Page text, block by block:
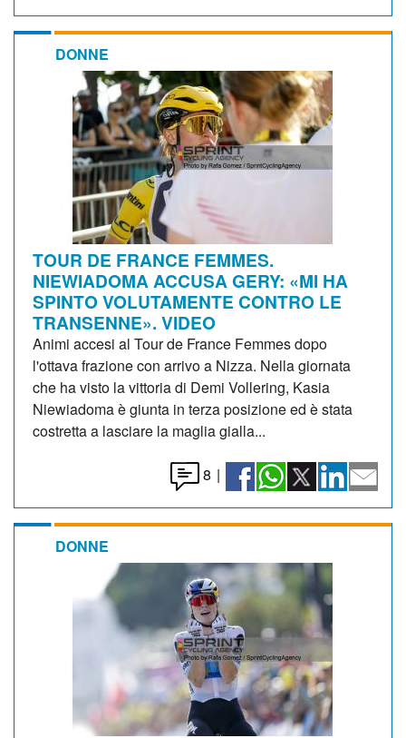
DONNE
TOUR DE FRANCE FEMMES.
NIEWIADOMA ACCUSA GERY: «MI HA
SPINTO VOLUTAMENTE CONTRO LE
TRANSENNE». VIDEO
Animi accesi al Tour de France Femmes dopo
l'ottava frazione con arrivo a Nizza. Nella giornata
che ha visto la vittoria di Demi Vollering, Kasia
Niewiadoma è giunta in terza posizione ed è stata
costretta a lasciare la maglia gialla...
8 |
DONNE